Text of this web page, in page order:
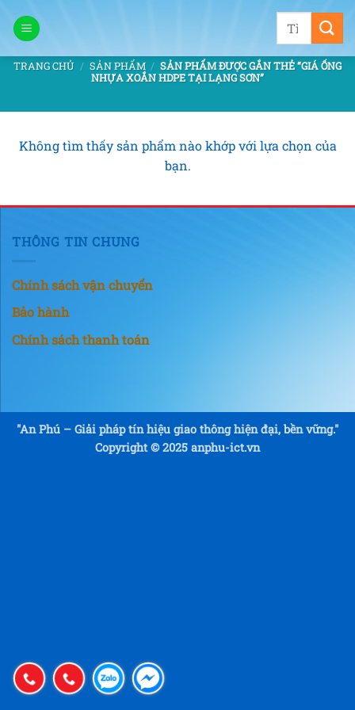
qua
dung
Tìm
TRANG CHỦ / SẢN PHẨM / SẢN PHẨM ĐƯỢC GẮN THẺ “GIÁ ỐNG
NHỰA XOẮN HDPE TẠI LẠNG SƠN”
Không tìm thấy sản phẩm nào khớp với lựa chọn của
bạn.
THÔNG TIN CHUNG
Chính sách vận chuyển
Bảo hành
Chính sách thanh toán
"An Phú – Giải pháp tín hiệu giao thông hiện đại, bền vững."
Copyright © 2025 anphu-ict.vn